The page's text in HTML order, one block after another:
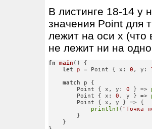
В листинге 18-14 у
значения Point для
лежит на оси x (что
не лежит ни на
fn main () {
let
p = Point { x: 0 , y:
match p {
        Point { x, y:
0 } =>
        Point { x:
0 , y } =>
        Point { x, y } => {
println! ( "Точка
        }
    }